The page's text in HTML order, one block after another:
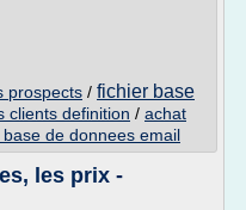
prospects / fichier base
clients definition / achat
de donnees email
les prix -